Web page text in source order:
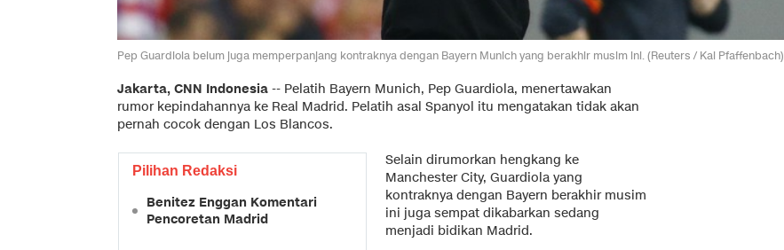
Pep Guardiola belum juga memperpanjang kontraknya dengan Bayern Munich yang berakhir musim ini. (Reuters / Kai Pfaffenbach)
Jakarta, CNN Indonesia -- Pelatih Bayern Munich, Pep Guardiola, menertawakan
rumor kepindahannya ke Real Madrid. Pelatih asal Spanyol itu mengatakan tidak akan
pernah cocok dengan Los Blancos.
Pilihan Redaksi
Benitez Enggan Komentari
Pencoretan Madrid
Selain dirumorkan hengkang ke
Manchester City, Guardiola yang
kontraknya dengan Bayern berakhir musim
ini juga sempat dikabarkan sedang
menjadi bidikan Madrid.